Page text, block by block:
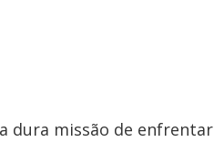
dura missão de